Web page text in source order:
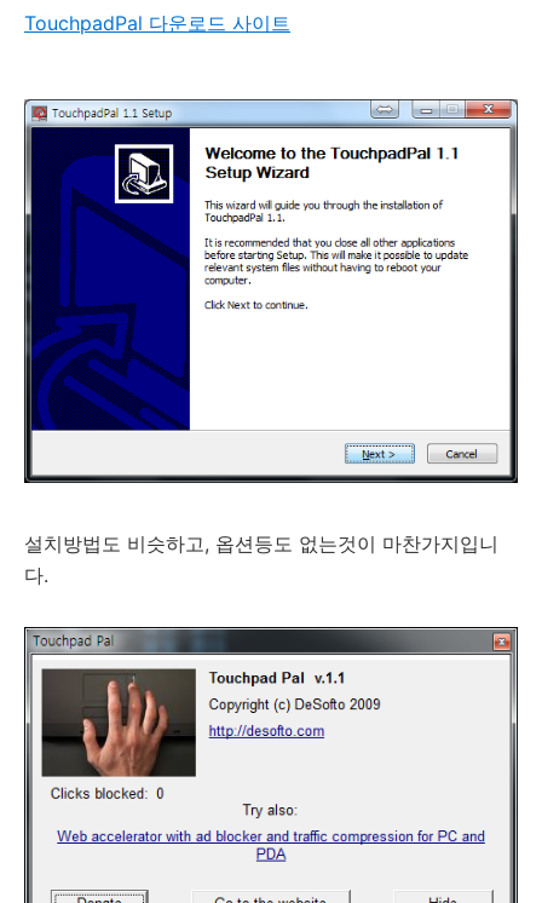
TouchpadPal 다운로드 사이트
설치방법도 비슷하고, 옵션등도 없는것이 마찬가지입니
다.